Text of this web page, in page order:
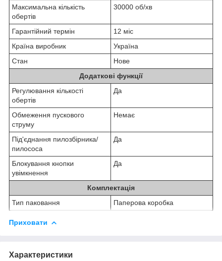
Максимальна кількість
обертів
30000 об/хв
Гарантійний термін
12 міс
Країна виробник
Україна
Стан
Нове
Додаткові функції
Регулювання кількості
обертів
Да
Обмеження пускового
струму
Немає
Під'єднання пилозбірника/
пилососа
Да
Блокування кнопки
увімкнення
Да
Комплектація
Тип паковання
Паперова коробка
Приховати
Характеристики